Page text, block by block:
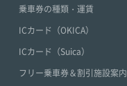
乗車券の種類・運賃
ICカード（OKICA）
ICカード（Suica）
フリー乗車券＆割引施設案内